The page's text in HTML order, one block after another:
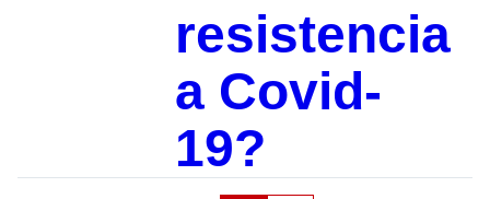
resistencia
a Covid-
19?